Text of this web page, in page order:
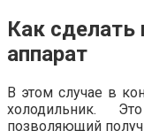
Как сделать
аппарат
В этом случае в
холодильник.
позволяющий